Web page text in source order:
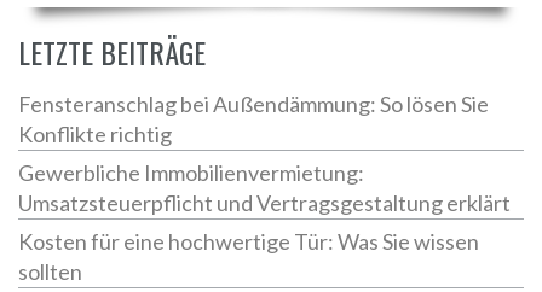
LETZTE BEITRÄGE
Fensteranschlag bei Außendämmung: So lösen Sie
Konflikte richtig
Gewerbliche Immobilienvermietung:
Umsatzsteuerpflicht und Vertragsgestaltung erklärt
Kosten für eine hochwertige Tür: Was Sie wissen
sollten